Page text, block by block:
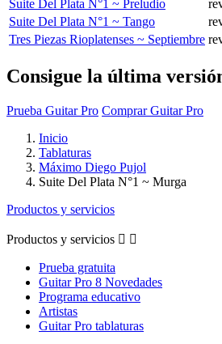
Suite Del Plata N°1 ~ Preludio
Suite Del Plata N°1 ~ Tango
Tres Piezas Rioplatenses ~ Septiembre
Consigue la última
Prueba Guitar Pro Comprar Guitar Pro
Inicio
Tablaturas
Máximo Diego Pujol
Suite Del Plata N°1 ~ Murga
Productos y servicios
Productos y servicios  
Prueba gratuita
Guitar Pro 8 Novedades
Programa educativo
Artistas
Guitar Pro tablaturas